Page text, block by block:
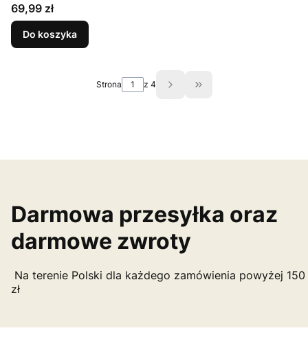
Cena
69,99 zł
Do koszyka
Strona z 4 Przejdź do ostatniej
Darmowa przesyłka oraz
darmowe zwroty
Na terenie Polski dla każdego zamówienia powyżej 150
zł